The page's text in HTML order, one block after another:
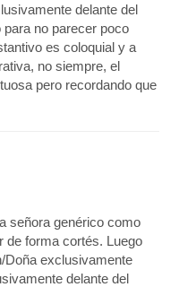
delante del
no parecer poco
es coloquial y a
no siempre, el
pero recordando que
señora genérico como
de forma cortés. Luego
Doña exclusivamente
delante del